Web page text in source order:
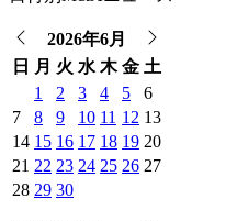
2026年6月
日
月 火 水 木 金 土
1
2 3 4 5
6
7
8 9 10 11 12 13
14 15 16 17 18 19 20
21 22 23 24 25 26 27
28 29 30